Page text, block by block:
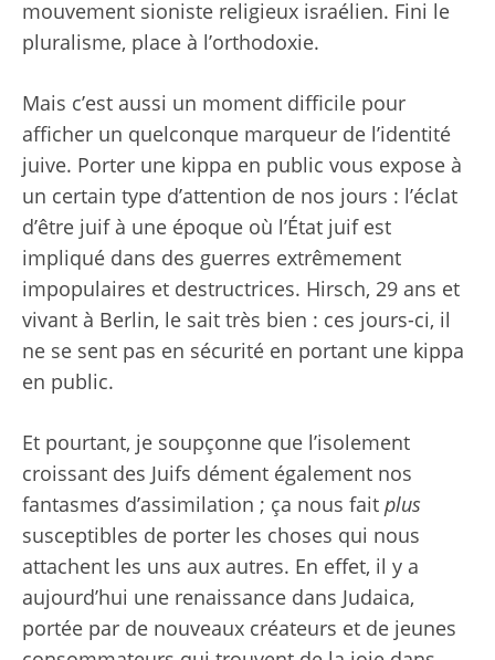
mouvement sioniste religieux israélien. Fini le
pluralisme, place à l’orthodoxie.
Mais c’est aussi un moment difficile pour
afficher un quelconque marqueur de l’identité
juive. Porter une kippa en public vous expose à
un certain type d’attention de nos jours : l’éclat
d’être juif à une époque où l’État juif est
impliqué dans des guerres extrêmement
impopulaires et destructrices. Hirsch, 29 ans et
vivant à Berlin, le sait très bien : ces jours-ci, il
ne se sent pas en sécurité en portant une kippa
en public.
Et pourtant, je soupçonne que l’isolement
croissant des Juifs dément également nos
fantasmes d’assimilation ; ça nous fait plus
susceptibles de porter les choses qui nous
attachent les uns aux autres. En effet, il y a
aujourd’hui une renaissance dans Judaica,
portée par de nouveaux créateurs et de jeunes